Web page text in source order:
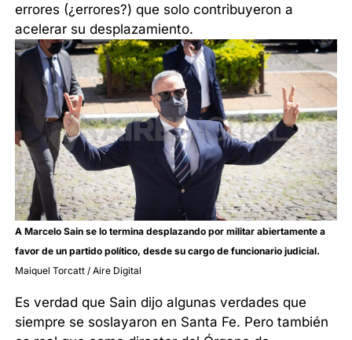
errores (¿errores?) que solo contribuyeron a
acelerar su desplazamiento.
A Marcelo Sain se lo termina desplazando por militar abiertamente a
favor de un partido político, desde su cargo de funcionario judicial.
Maiquel Torcatt / Aire Digital
Es verdad que Sain dijo algunas verdades que
siempre se soslayaron en Santa Fe. Pero también